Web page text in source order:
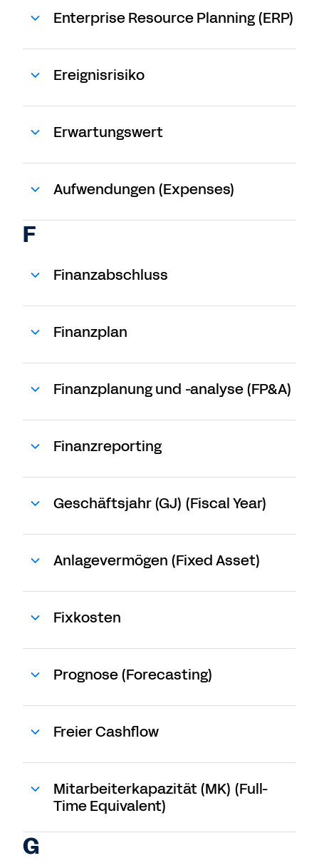
Enterprise Resource Planning (ERP)
Ereignisrisiko
Erwartungswert
Aufwendungen (Expenses)
F
Finanzabschluss
Finanzplan
Finanzplanung und -analyse (FP&A)
Finanzreporting
Geschäftsjahr (GJ) (Fiscal Year)
Anlagevermögen (Fixed Asset)
Fixkosten
Prognose (Forecasting)
Freier Cashflow
Mitarbeiterkapazität (MK) (Full-
Time Equivalent)
G